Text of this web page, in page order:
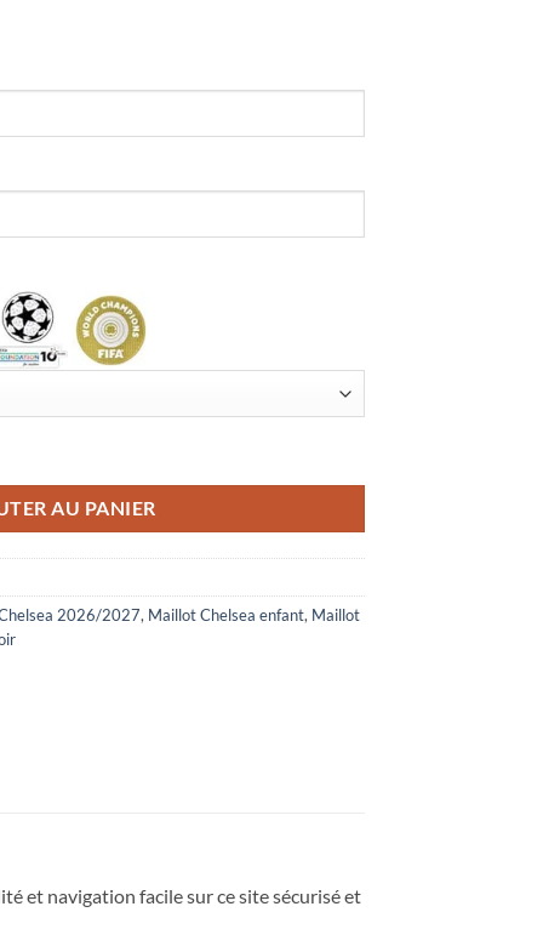
Extérieur 2026/2027 Noir
AU PANIER
2026/2027, Maillot Chelsea enfant, Maillot
et navigation facile sur ce site sécurisé et